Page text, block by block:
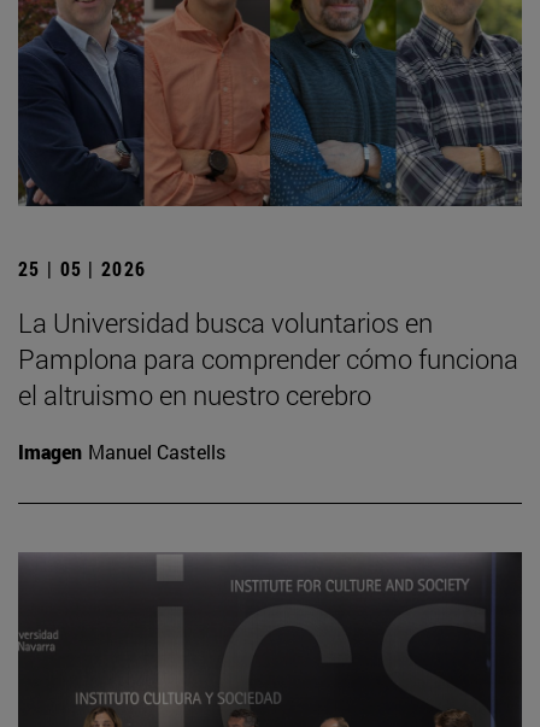
25 | 05 | 2026
La Universidad busca voluntarios en
Pamplona para comprender cómo funciona
el altruismo en nuestro cerebro
Imagen Manuel Castells